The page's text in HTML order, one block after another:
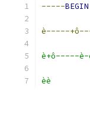
-----BEGIN
è-----
è+ô-----è-
èè